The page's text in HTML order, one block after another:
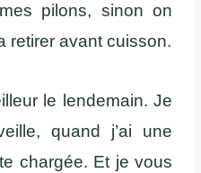
pilons, sinon on
retirer avant cuisson.
le lendemain. Je
quand j’ai une
chargée. Et je vous